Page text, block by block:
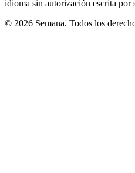
idioma sin autorización escrita por
© 2026 Semana. Todos los